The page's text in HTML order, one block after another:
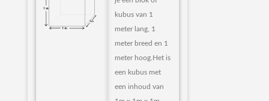
kubus van 1
meter lang, 1
meter breed en 1
meter hoog.Het is
een kubus met
een inhoud van